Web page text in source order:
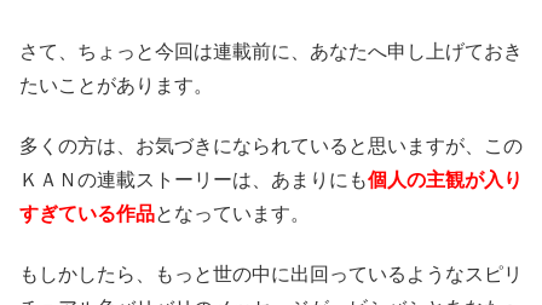
さて、ちょっと今回は連載前に、あなたへ申し上げておき
たいことがあります。
多くの方は、お気づきになられていると思いますが、この
ＫＡＮの連載ストーリーは、あまりにも個人の主観が入り
すぎている作品となっています。
もしかしたら、もっと世の中に出回っているようなスピリ